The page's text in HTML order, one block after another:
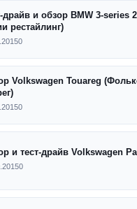
драйв и обзор BMW 3-series
рестайлинг)
0
Volkswagen Touareg
0
и тест-драйв Volkswagen
0